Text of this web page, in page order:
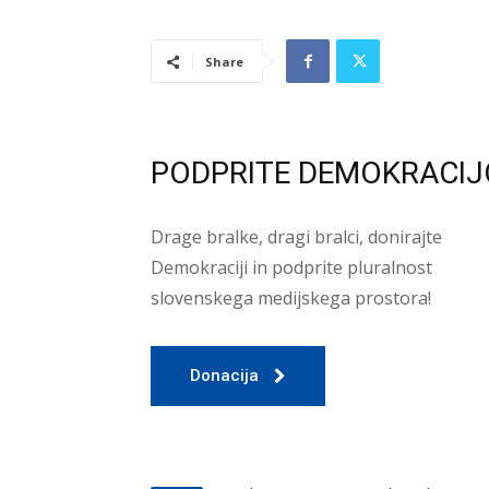
Share
PODPRITE
Drage bralke, dragi bralci, donirajte
Demokraciji in podprite pluralnost
slovenskega medijskega prostora!
Donacija